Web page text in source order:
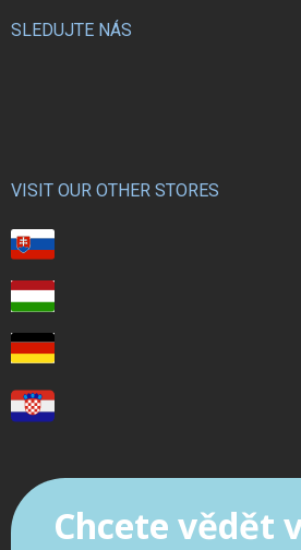
Chcete vědět
SLEDUJTE NÁS
VISIT OUR OTHER STORES